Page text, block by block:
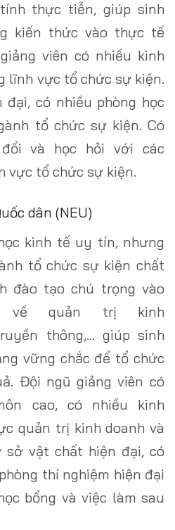
thực tiễn, giúp sinh
kiến thức vào thực tế
viên có nhiều kinh
lĩnh vực tổ chức sự kiện.
có nhiều phòng học
tổ chức sự kiện. Có
và học hỏi với các
vực tổ chức sự kiện.
dân (NEU)
kinh tế uy tín, nhưng
tổ chức sự kiện chất
đào tạo chú trọng vào
về quản trị kinh
thông,… giúp sinh
vững chắc để tổ chức
Đội ngũ giảng viên có
cao, có nhiều kinh
quản trị kinh doanh và
sở vật chất hiện đại, có
thí nghiệm hiện đại
bổng và việc làm sau